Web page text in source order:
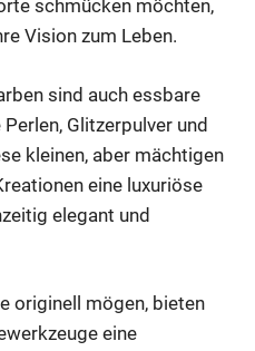
schmücken möchten,
Vision zum Leben.
sind auch essbare
Glitzerpulver und
kleinen, aber mächtigen
eine luxuriöse
elegant und
originell mögen, bieten
eine